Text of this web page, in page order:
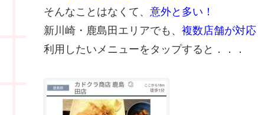
そんなことはなくて、 意外と多い！
新川崎・鹿島田エリアでも、 複数店舗が対応
利用したいメニューをタップすると．．．